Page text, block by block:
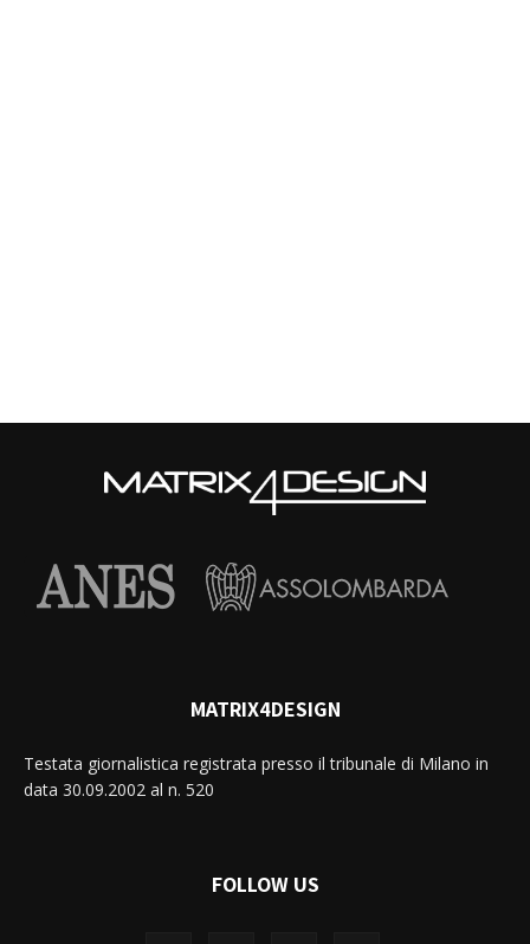
MATRIX4DESIGN
Testata giornalistica registrata presso il tribunale di Milano in
data 30.09.2002 al n. 520
FOLLOW US